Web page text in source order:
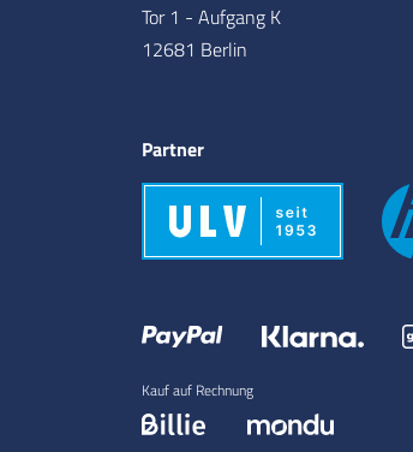
Tor 1 - Aufgang K
12681 Berlin
Partner
Kauf auf Rechnung